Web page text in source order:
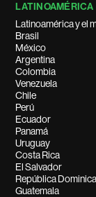
LATINOAMÉRICA
Latinoamérica y el
Brasil
México
Argentina
Colombia
Venezuela
Chile
Perú
Ecuador
Panamá
Uruguay
Costa Rica
El Salvador
República
Guatemala